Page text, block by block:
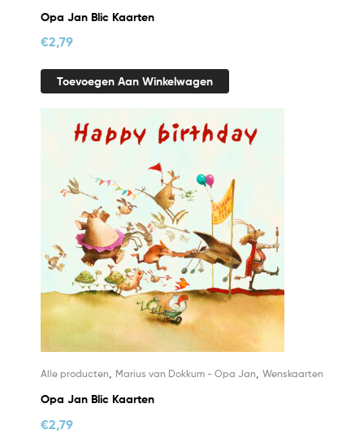
Opa Jan Blic Kaarten
€2,79
Toevoegen Aan Winkelwagen
Alle producten Marius van Dokkum - Opa Jan Wenskaarten
Opa Jan Blic Kaarten
€2,79